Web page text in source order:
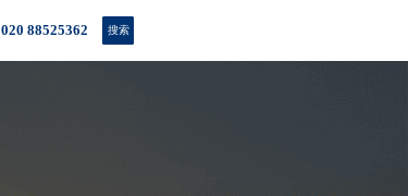
020 88525362 搜索